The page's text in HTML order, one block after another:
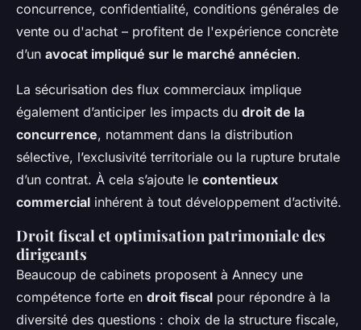
concurrence, confidentialité, conditions générales de
vente ou d'achat – profitent de l'expérience concrète
d’un avocat impliqué sur le marché annécien.
La sécurisation des flux commerciaux implique
également d’anticiper les impacts du droit de la
concurrence, notamment dans la distribution
sélective, l’exclusivité territoriale ou la rupture brutale
d’un contrat. À cela s’ajoute le contentieux
commercial inhérent à tout développement d’activité.
Droit fiscal et optimisation patrimoniale des
dirigeants
Beaucoup de cabinets proposent à Annecy une
compétence forte en droit fiscal pour répondre à la
diversité des questions : choix de la structure fiscale,